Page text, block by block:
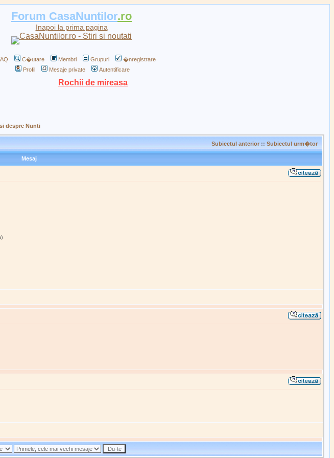
Forum CasaNuntilor.ro
Inapoi la prima pagina
C�utare Membri Grupuri
�nregistrare
Profil
Mesaje private Autentificare
Rochii de mireasa
despre Nunti
Subiectul anterior :: Subiectul urm�tor
Mesaj